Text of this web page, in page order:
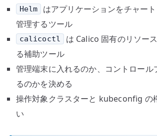
Helm
はアプリケーションをチャー
管理するツール
calicoctl
は Calico 固有のリソー
る補助ツール
管理端末に入れるのか、コントロール
るのかを決める
操作対象クラスターと kubeconfig の
い